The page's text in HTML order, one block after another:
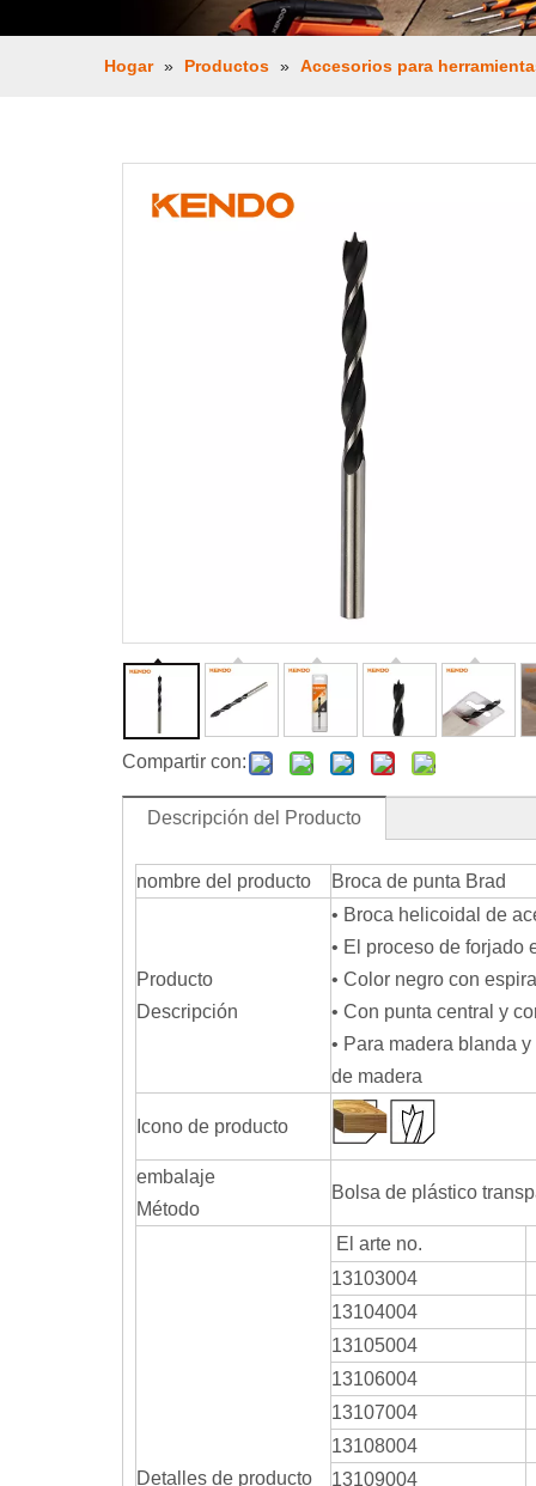
Hogar » Productos » Accesorios para
Compartir con:
Descripción del Producto
nombre del producto Broca de punta Brad
Producto
Descripción
• Broca helicoidal de
• El proceso de forjado
• Color negro con
• Con punta central y
• Para madera blanda
de madera
Icono de producto
embalaje
Método
Bolsa de plástico
Detalles de producto
El arte no.
13103004
13104004
13105004
13106004
13107004
13108004
13109004